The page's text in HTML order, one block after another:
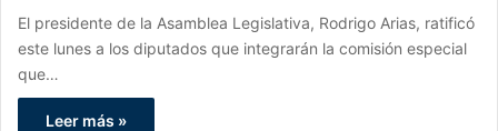
El presidente de la Asamblea Legislativa, Rodrigo Arias, ratificó
este lunes a los diputados que integrarán la comisión especial
que…
Leer más »